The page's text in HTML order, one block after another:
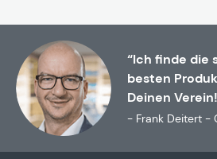
“Ich finde die
besten
Deinen
- Frank Deitert -